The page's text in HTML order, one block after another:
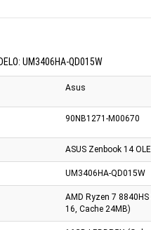
UM3406HA-QD015W
Asus
90NB1271-M00670
ASUS Zenbook 14
UM3406HA-QD015W
AMD Ryzen 7
16, Cache 24MB)